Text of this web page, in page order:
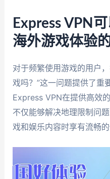
Express VPN
海外游戏体验
对于频繁使用游戏的用户
戏吗？”这一问题提供了重
Express VPN在提供高效
不仅能够解决地理限制问
戏和娱乐内容时享有流畅的